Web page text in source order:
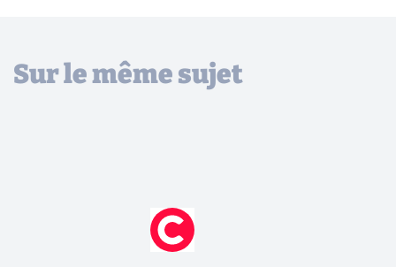
Sur le même sujet